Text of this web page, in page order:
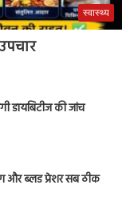
स्वास्थ्य
डायबिटीज की जांच
और ब्लड प्रेशर सब ठीक